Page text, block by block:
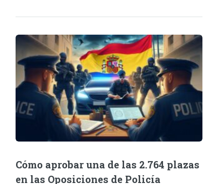
Cómo aprobar una de las 2.764 plazas
en las Oposiciones de Policía